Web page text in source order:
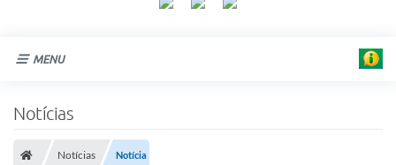
MENU
Notícias
Notícias Notícia